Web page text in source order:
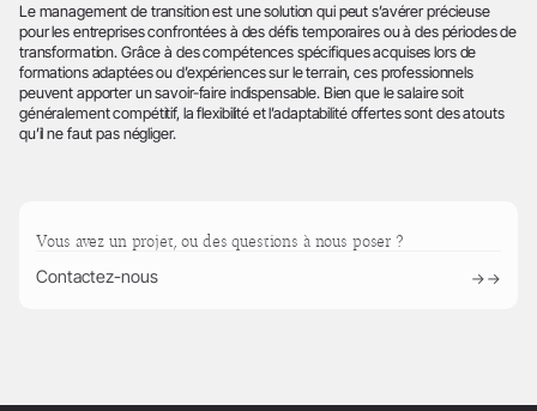
Vous avez un projet, ou des questions à nous poser ?
Contactez-nous →
Le management de transition est une solution qui peut s’avérer précieuse
pour les entreprises confrontées à des défis temporaires ou à des périodes de
transformation. Grâce à des compétences spécifiques acquises lors de
formations adaptées ou d’expériences sur le terrain, ces professionnels
peuvent apporter un savoir-faire indispensable. Bien que le salaire soit
généralement compétitif, la flexibilité et l’adaptabilité offertes sont des atouts
qu’il ne faut pas négliger.